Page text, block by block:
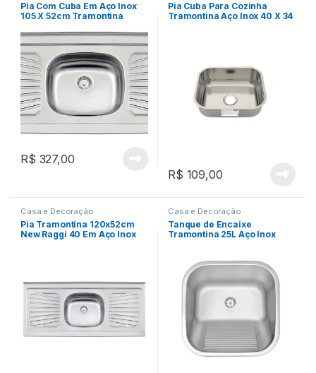
Pia Com Cuba Em Aço Inox
105 X 52cm Tramontina
R$ 327,00
Pia Cuba Para Cozinha
Tramontina Aço Inox 40 X 34
R$ 109,00
Casa e Decoração
Pia Tramontina 120x52cm
New Raggi 40 Em Aço Inox
Casa e Decoração
Tanque de Encaixe
Tramontina 25L Aço Inox